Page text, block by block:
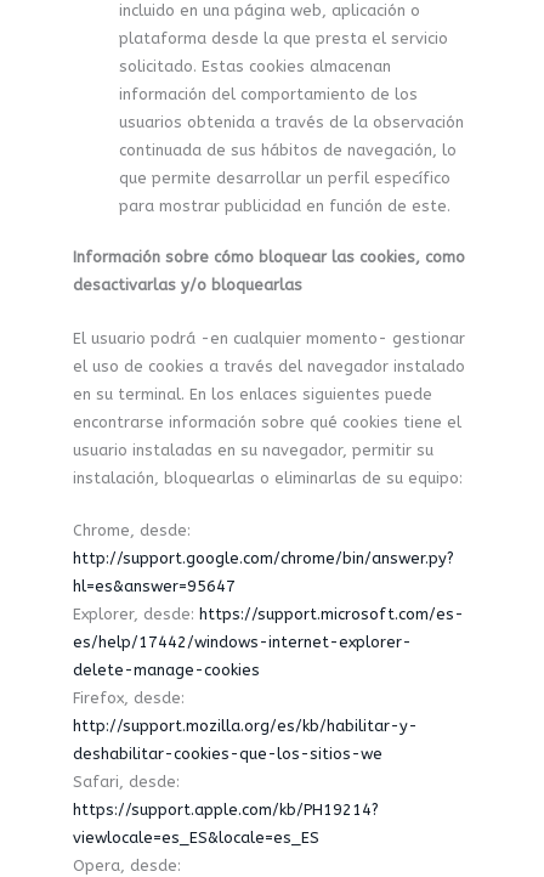
incluido en una página web, aplicación o
plataforma desde la que presta el servicio
solicitado. Estas cookies almacenan
información del comportamiento de los
usuarios obtenida a través de la observación
continuada de sus hábitos de navegación, lo
que permite desarrollar un perfil específico
para mostrar publicidad en función de este.
Información sobre cómo bloquear las cookies, como
desactivarlas y/o bloquearlas
El usuario podrá -en cualquier momento- gestionar
el uso de cookies a través del navegador instalado
en su terminal. En los enlaces siguientes puede
encontrarse información sobre qué cookies tiene el
usuario instaladas en su navegador, permitir su
instalación, bloquearlas o eliminarlas de su equipo:
Chrome, desde:
http://support.google.com/chrome/bin/answer.py?
hl=es&answer=95647
Explorer, desde: https://support.microsoft.com/es-
es/help/17442/windows-internet-explorer-
delete-manage-cookies
Firefox, desde:
http://support.mozilla.org/es/kb/habilitar-y-
deshabilitar-cookies-que-los-sitios-we
Safari, desde:
https://support.apple.com/kb/PH19214?
viewlocale=es_ES&locale=es_ES
Opera, desde: